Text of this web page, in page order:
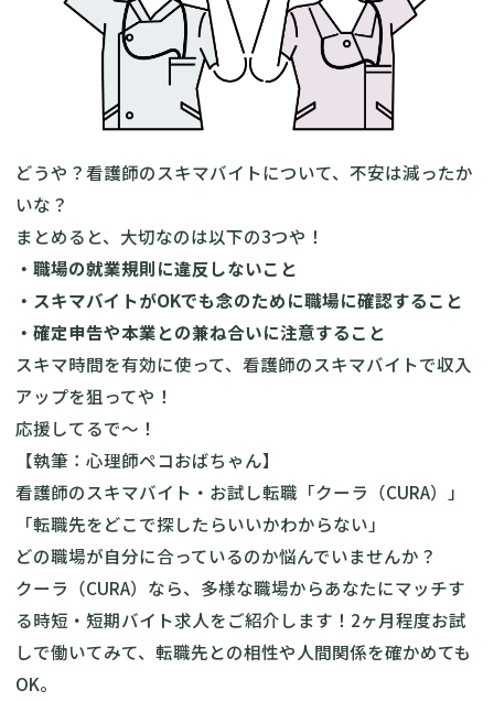
どうや？看護師のスキマバイトについて、不安は減ったか
いな？
まとめると、大切なのは以下の3つや！
・職場の就業規則に違反しないこと
・スキマバイトがOKでも念のために職場に確認すること
・確定申告や本業との兼ね合いに注意すること
スキマ時間を有効に使って、看護師のスキマバイトで収入
アップを狙ってや！
応援してるで～！
【執筆：心理師ペコおばちゃん】
看護師のスキマバイト・お試し転職「クーラ（CURA）」
「転職先をどこで探したらいいかわからない」
どの職場が自分に合っているのか悩んでいませんか？
クーラ（CURA）なら、多様な職場からあなたにマッチす
る時短・短期バイト求人をご紹介します！2ヶ月程度お試
しで働いてみて、転職先との相性や人間関係を確かめても
OK。